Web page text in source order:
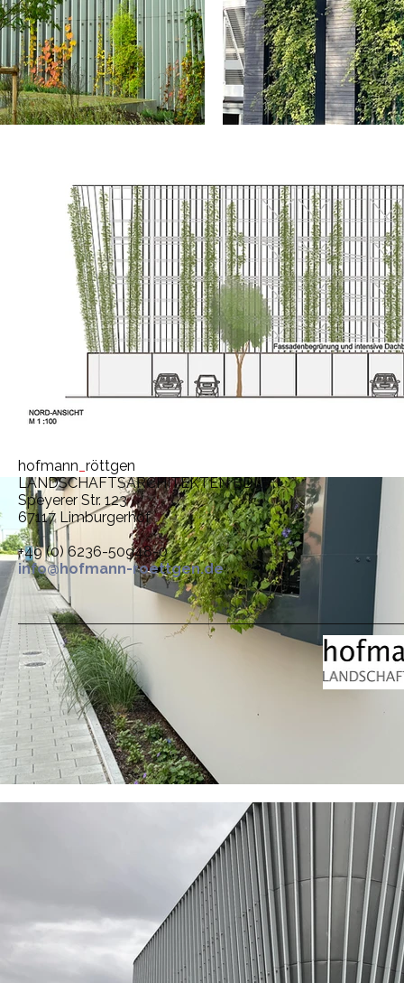
hofmann röttgen
LANDSCHAFTSARCHITEKTEN BDLA
Speyerer Str. 123
67117 Limburgerhof
+49 (0) 6236-50948-0
info@hofmann-roettgen.de